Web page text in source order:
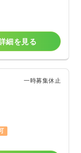
細を見る
一時募集休止